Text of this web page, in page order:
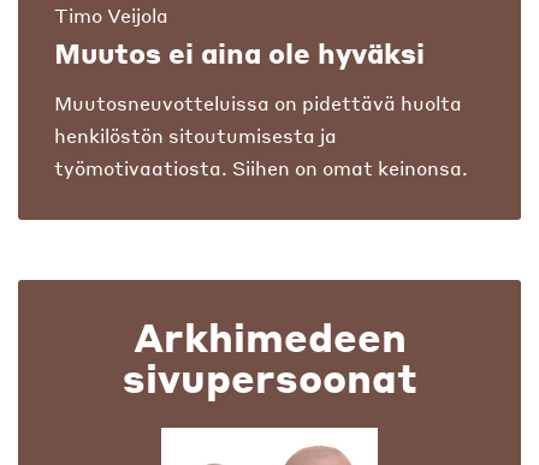
Timo Veijola
Muutos ei aina ole hyväksi
Muutosneuvotteluissa on pidettävä huolta
henkilöstön sitoutumisesta ja
työmotivaatiosta. Siihen on omat keinonsa.
Arkhimedeen
sivupersoonat